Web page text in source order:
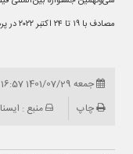
مصادف با ۱۹ تا ۲۴ اکتبر ۲۰۲۲ در پردیس سینمایی ملت در حال برگزاری است.
جمعه 1401/07/29 16:57
چاپ
منبع : ایسنا